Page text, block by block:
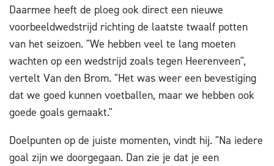
Daarmee heeft de ploeg ook direct een nieuwe
voorbeeldwedstrijd richting de laatste twaalf potten
van het seizoen. "We hebben veel te lang moeten
wachten op een wedstrijd zoals tegen Heerenveen",
vertelt Van den Brom. "Het was weer een bevestiging
dat we goed kunnen voetballen, maar we hebben ook
goede goals gemaakt."
Doelpunten op de juiste momenten, vindt hij. "Na iedere
goal zijn we doorgegaan. Dan zie je dat je een